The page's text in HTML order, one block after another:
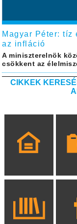
Magyar Péter: tíz
az infláció
A miniszterelnök
csökkent az
CIKKEK